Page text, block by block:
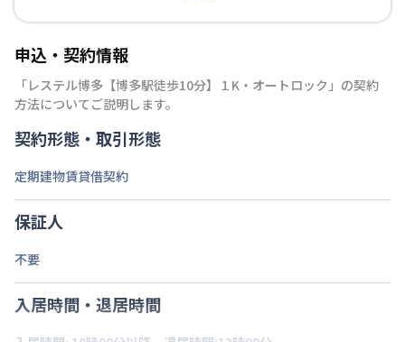
申込・契約情報
「レステル博多【博多駅徒歩10分】１K・オートロック 」の契約
方法についてご説明します。
契約形態・取引形態
定期建物賃貸借契約
保証人
不要
入居時間・退居時間